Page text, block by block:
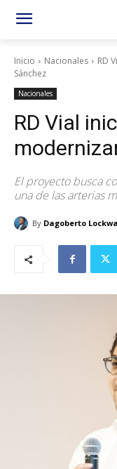
Inicio Nacionales
RD
Sánchez
Nacionales
RD Vial
El proyecto busca
una de las arterias
By Dagoberto